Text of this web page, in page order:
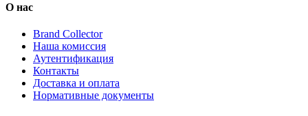
О нас
Brand Collector
Наша комиссия
Аутентификация
Контакты
Доставка и оплата
Нормативные документы